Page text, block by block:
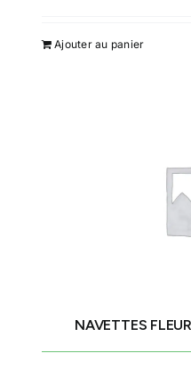
Ajouter au panier
NAVETTES